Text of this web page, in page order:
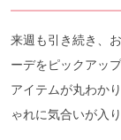
来週も引き続き、
ーデをピックアッ
アイテムが丸わか
ゃれに気合いが入